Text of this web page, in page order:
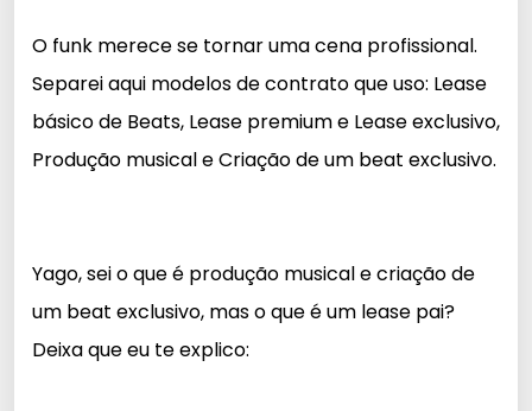
O funk merece se tornar uma cena profissional.
Separei aqui modelos de contrato que uso: Lease
básico de Beats, Lease premium e Lease exclusivo,
Produção musical e Criação de um beat exclusivo.
Yago, sei o que é produção musical e criação de
um beat exclusivo, mas o que é um lease pai?
Deixa que eu te explico: